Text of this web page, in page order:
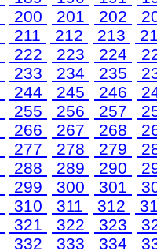
200 201 202
211 212 213
222 223 224
233 234 235
244 245 246
255 256 257
266 267 268
277 278 279
288 289 290
299 300 301
310 311 312
321 322 323
332 333 334